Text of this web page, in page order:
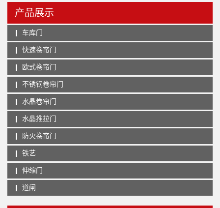
产品展示
车库门
快速卷帘门
欧式卷帘门
不锈钢卷帘门
水晶卷帘门
水晶推拉门
防火卷帘门
铁艺
伸缩门
道闸